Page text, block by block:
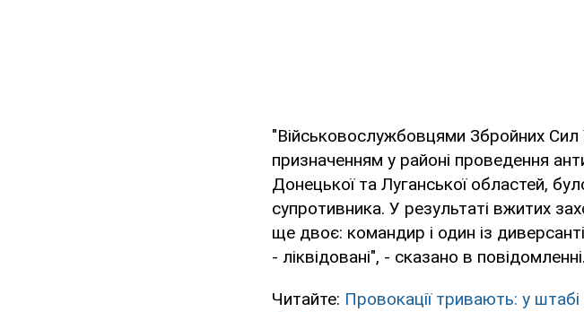
"Військовослужбовцями Збройних Сил
призначенням у районі проведення
Донецької та Луганської областей,
супротивника. У результаті вжитих
ще двоє: командир і один із
- ліквідовані", - сказано в повідомленні.
Читайте: Провокації тривають: у